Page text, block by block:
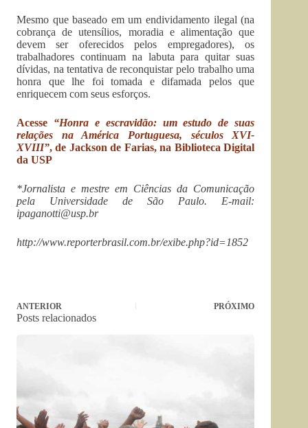
Mesmo que baseado em um endividamento ilegal (na
cobrança de utensílios, moradia e alimentação que
devem ser oferecidos pelos empregadores), os
trabalhadores continuam na labuta para quitar suas
dívidas, na tentativa de reconquistar pelo trabalho uma
honra que lhe foi tomada e difamada pelos que
enriquecem com seus esforços.
Acesse “Honra e escravidão: um estudo de suas
relações na América Portuguesa, séculos XVI-
XVIII”, de Jackson de Farias, na Biblioteca Digital
da USP
*Jornalista e mestre em Ciências da Comunicação
pela Universidade de São Paulo. E-mail:
ipaganotti@usp.br
http://www.reporterbrasil.com.br/exibe.php?id=1852
ANTERIOR PRÓXIMO
Posts relacionados